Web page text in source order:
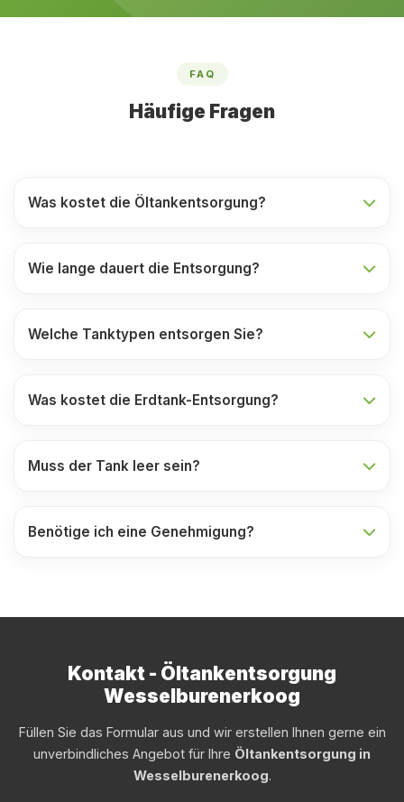
FAQ
Häufige Fragen
Was kostet die Öltankentsorgung?
Wie lange dauert die Entsorgung?
Welche Tanktypen entsorgen Sie?
Was kostet die Erdtank-Entsorgung?
Muss der Tank leer sein?
Benötige ich eine Genehmigung?
Kontakt - Öltankentsorgung
Wesselburenerkoog
Füllen Sie das Formular aus und wir erstellen Ihnen gerne ein
unverbindliches Angebot für Ihre Öltankentsorgung in
Wesselburenerkoog.